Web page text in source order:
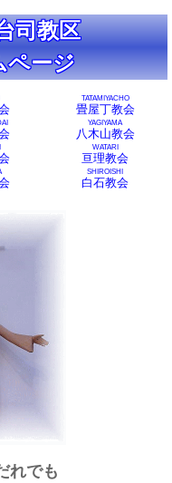
司教区
ページ
畳屋丁教会
TATAMIYACHO
八木山教会
YAGIYAMA
亘理教会
WATARI
白石教会
SHIROISHI
れでも